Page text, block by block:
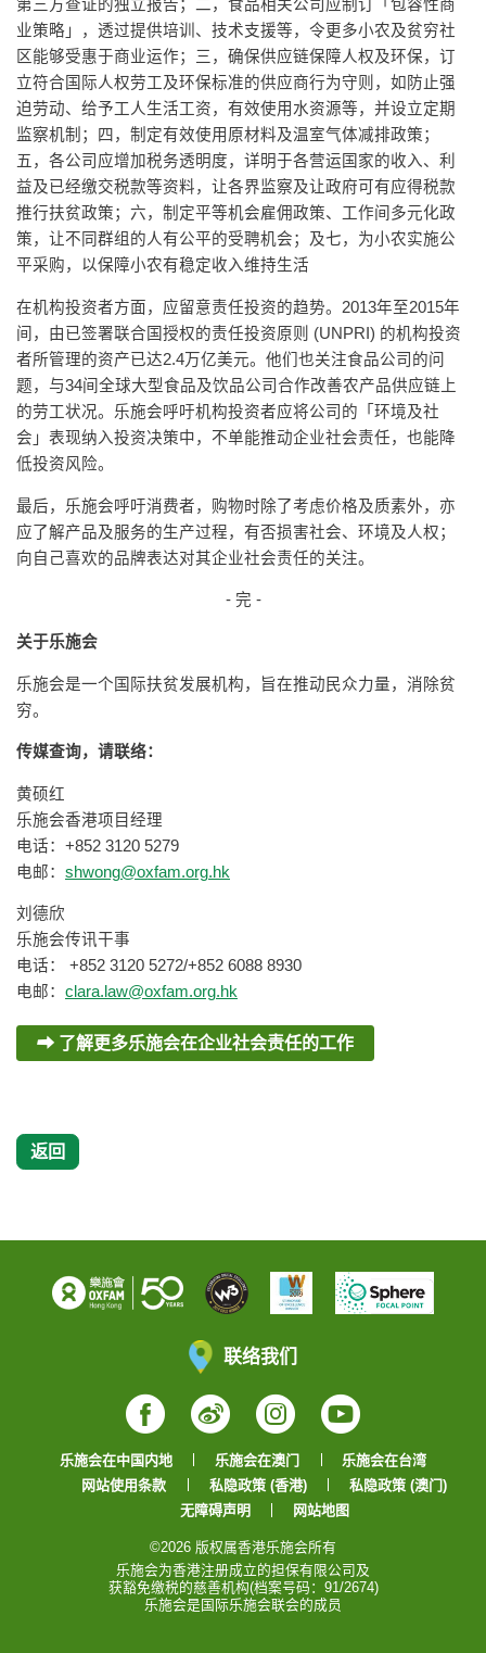
第三方查证的独立报告；二，食品相关公司应制订「包容性商
业策略」，透过提供培训、技术支援等，令更多小农及贫穷社
区能够受惠于商业运作；三，确保供应链保障人权及环保，订
立符合国际人权劳工及环保标准的供应商行为守则，如防止强
迫劳动、给予工人生活工资，有效使用水资源等，并设立定期
监察机制；四，制定有效使用原材料及温室气体减排政策；
五，各公司应增加税务透明度，详明于各营运国家的收入、利
益及已经缴交税款等资料，让各界监察及让政府可有应得税款
推行扶贫政策；六，制定平等机会雇佣政策、工作间多元化政
策，让不同群组的人有公平的受聘机会；及七，为小农实施公
平采购，以保障小农有稳定收入维持生活
在机构投资者方面，应留意责任投资的趋势。2013年至2015年
间，由已签署联合国授权的责任投资原则 (UNPRI) 的机构投资
者所管理的资产已达2.4万亿美元。他们也关注食品公司的问
题，与34间全球大型食品及饮品公司合作改善农产品供应链上
的劳工状况。乐施会呼吁机构投资者应将公司的「环境及社
会」表现纳入投资决策中，不单能推动企业社会责任，也能降
低投资风险。
最后，乐施会呼吁消费者，购物时除了考虑价格及质素外，亦
应了解产品及服务的生产过程，有否损害社会、环境及人权；
向自己喜欢的品牌表达对其企业社会责任的关注。
- 完 -
关于乐施会
乐施会是一个国际扶贫发展机构，旨在推动民众力量，消除贫
穷。
传媒查询，请联络：
黄硕红
乐施会香港项目经理
电话：+852 3120 5279
电邮： shwong@oxfam.org.hk
刘德欣
乐施会传讯干事
电话： +852 3120 5272/+852 6088 8930
电邮： clara.law@oxfam.org.hk
了解更多乐施会在企业社会责任的工作
返回
联络我们
Facebook
WeiboInstagram
YouTube
乐施会在中国内地 乐施会在澳门
乐施会在台湾
网站使用条款
私隐政策 (香港)
私隐政策 (澳门)
无障碍声明
网站地图
©2026 版权属香港乐施会所有
乐施会为香港注册成立的担保有限公司及
获豁免缴税的慈善机构(档案号码：91/2674)
乐施会是国际乐施会联会的成员